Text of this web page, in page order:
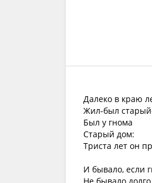
Далеко в краю
Жил-был
Был у гнома
Старый дом:
Триста лет он
И бывало, если